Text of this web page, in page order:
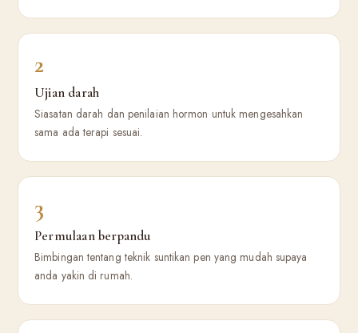
2
Ujian darah
Siasatan darah dan penilaian hormon untuk mengesahkan
sama ada terapi sesuai.
3
Permulaan berpandu
Bimbingan tentang teknik suntikan pen yang mudah supaya
anda yakin di rumah.